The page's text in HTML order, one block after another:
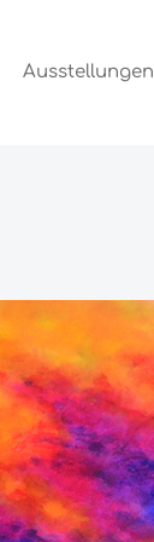
Ausstellungen